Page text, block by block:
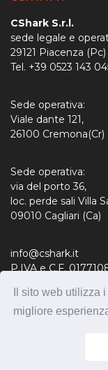
Il sito web utilizza
migliore
CShark S.r.l.
sede legale e
29121 Piacenza (Pc)
Tel. +39 0523 143
Sede operativa:
Viale dante 121,
26100 Cremona(Cr)
Sede operativa:
via del porto 36,
loc. perde sali Villa
09010 Cagliari (Ca)
info@cshark.it
P.IVA e C.F.
Capitale Sociale:
Copyright ©